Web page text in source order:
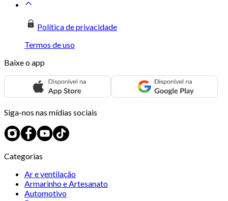
Política de privacidade
Termos de uso
Baixe o app
Siga-nos nas mídias sociais
Categorias
Ar e ventilação
Armarinho e Artesanato
Automotivo